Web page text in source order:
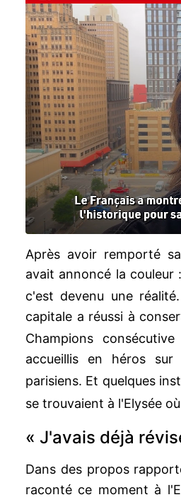
Après avoir remporté
avait annoncé la
c'est devenu une
capitale a réussi à
Champions
accueillis en héros sur
parisiens. Et quelques
se trouvaient à l'Elysée où
« J'avais déjà
Dans des propos
raconté ce moment à